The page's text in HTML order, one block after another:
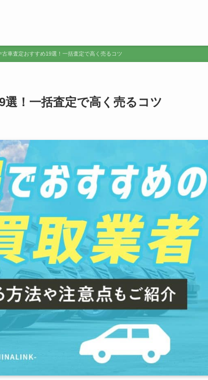
古車査定おすすめ19選！一括査定で高く売るコツ
！一括査定で高く売るコツ